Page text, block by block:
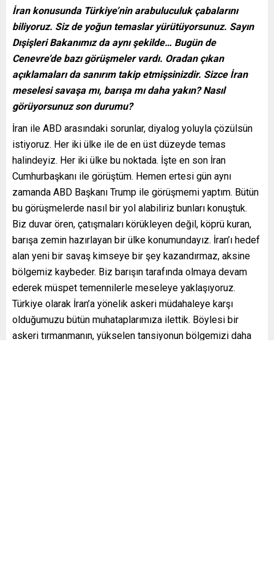
İran konusunda Türkiye’nin arabuluculuk çabalarını
biliyoruz. Siz de yoğun temaslar yürütüyorsunuz. Sayın
Dışişleri Bakanımız da aynı şekilde… Bugün de
Cenevre’de bazı görüşmeler vardı. Oradan çıkan
açıklamaları da sanırım takip etmişsinizdir. Sizce İran
meselesi savaşa mı, barışa mı daha yakın? Nasıl
görüyorsunuz son durumu?
İran ile ABD arasındaki sorunlar, diyalog yoluyla çözülsün
istiyoruz. Her iki ülke ile de en üst düzeyde temas
halindeyiz. Her iki ülke bu noktada. İşte en son İran
Cumhurbaşkanı ile görüştüm. Hemen ertesi gün aynı
zamanda ABD Başkanı Trump ile görüşmemi yaptım. Bütün
bu görüşmelerde nasıl bir yol alabiliriz bunları konuştuk.
Biz duvar ören, çatışmaları körükleyen değil, köprü kuran,
barışa zemin hazırlayan bir ülke konumundayız. İran’ı hedef
alan yeni bir savaş kimseye bir şey kazandırmaz, aksine
bölgemiz kaybeder. Biz barışın tarafında olmaya devam
ederek müspet temennilerle meseleye yaklaşıyoruz.
Türkiye olarak İran’a yönelik askeri müdahaleye karşı
olduğumuzu bütün muhataplarımıza ilettik. Böylesi bir
askeri tırmanmanın, yükselen tansiyonun bölgemizi daha